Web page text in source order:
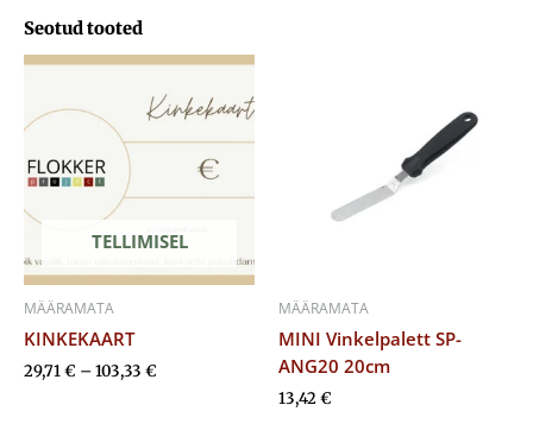
Seotud tooted
TELLIMISEL
MÄÄRAMATA
KINKEKAART
29,71€ –103,33 €
Hinnavahemik:
kuni
103,33 €
MÄÄRAMATA
MINI Vinkelpalett SP-
ANG20 20cm
13,42€